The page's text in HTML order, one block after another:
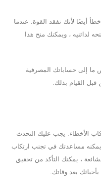
أيضًا لأنك تفقد القوة. عندما
، ويمكنك منح هذا
إلى حساباتك المصرفية
القيام بذلك.
الأخطاء. يجب عليك التحدث
مساعدتك في تجنب ارتكاب
، يمكنك التأكد من تحقيق
بعد وفاتك.